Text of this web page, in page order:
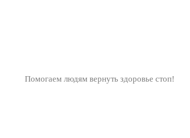
Помогаем людям вернуть здоровье стоп!